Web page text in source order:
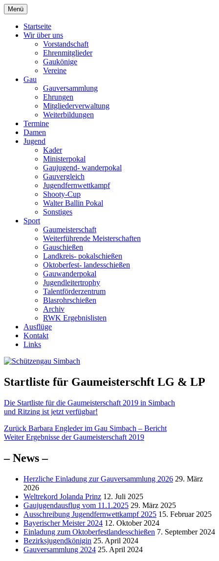
Zum
Inhalt
springen
Schützengau Simbach
Menü
Startseite
Wir über uns
Vorstandschaft
Ehrenmitglieder
Gaukönige
Vereine
Gau
Gauversammlung
Ehrungen
Mitgliederverwaltung
Weiterbildungen
Termine
Damen
Jugend
Kader
Ministerpokal
Gaujugend- wanderpokal
Gauvergleich
Jugendfernwettkampf
Shooty-Cup
Walter Ballin Pokal
Sonstiges
Sport
Gaumeisterschaft
Weiterführende Meisterschaften
Gauschießen
Landkreis- pokalschießen
Oktoberfest- landesschießen
Gauwanderpokal
Jugendleitertrophy
Talentförderzentrum
Blasrohrschießen
Archiv
RWK Ergebnislisten
Ausflüge
Kontakt
Links
Startliste für Gaumeisterschft LG & LP
Die Startliste für die Gaumeisterschaft 2019 in Simbach
und Ritzing ist jetzt verfügbar!
Beitragsnavigation
Zurück Vorheriger
Beitrag:
Barbara Engleder im Gau Simbach – Bericht
Weiter Nächster
Ergebnisse der Gaumeisterschaft 2019
– News –
Herzliche Einladung zur Gauversammlung 2026 29. März
2026
Weltrekord Jolanda Prinz 12. Juli 2025
Gaujugendausflug vom 11.1.2025 29. März 2025
Ausschreibung Jugendfernwettkampf 2025 15. Februar 2025
Bayerischer Meister 2024 12. Oktober 2024
Einladung zum Oktoberfestlandesschießen 7. September 2024
Bezirksjugendkönigin 25. April 2024
Gauversammlung 2024 25. April 2024